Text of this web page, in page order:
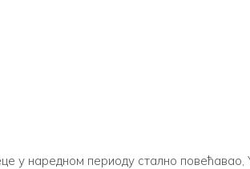
у наредном периоду стално